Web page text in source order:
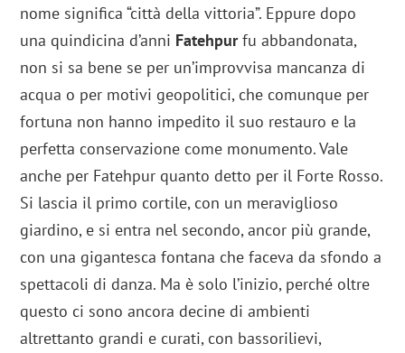
nome significa “città della vittoria”. Eppure dopo
una quindicina d’anni Fatehpurfu abbandonata,
non si sa bene se per un’improvvisa mancanza di
acqua o per motivi geopolitici, che comunque per
fortuna non hanno impedito il suo restauro e la
perfetta conservazione come monumento. Vale
anche per Fatehpur quanto detto per il Forte Rosso.
Si lascia il primo cortile, con un meraviglioso
giardino, e si entra nel secondo, ancor più grande,
con una gigantesca fontana che faceva da sfondo a
spettacoli di danza. Ma è solo l’inizio, perché oltre
questo ci sono ancora decine di ambienti
altrettanto grandi e curati, con bassorilievi,